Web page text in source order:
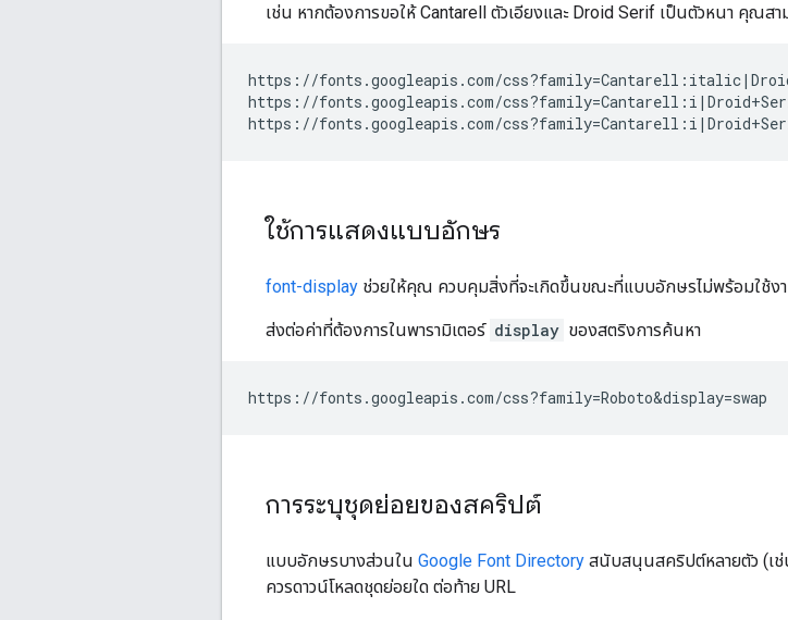
เช่น หากต้องการขอให้ Cantarell ตัวเอียงและ Droid Serif เป็นตัวหนา คุณสา
https://fonts.googleapis.com/
https://fonts.googleapis.com/
ใช้การแสดงแบบอักษร
font-display ช่วยให้คุณ ควบคุมสิ่งที่จะเกิดขึ้นขณะที่แบบอักษรไม่พร้อมใช้ง
ส่งต่อค่าที่ต้องการในพารามิเตอร์ display ของสตริงการค้นหา
การระบุชุดย่อยของสคริปต์
แบบอักษรบางส่วนใน Google Font Directory สนับสนุนสคริปต์หลายตัว (เช่
ควรดาวน์โหลดชุดย่อยใด ต่อท้าย URL